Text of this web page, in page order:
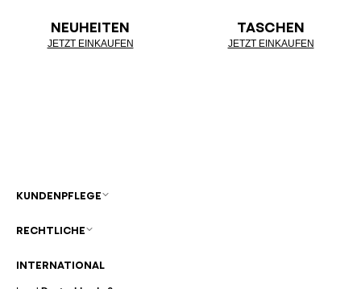
NEUHEITEN
JETZT EINKAUFEN
TASCHEN
JETZT EINKAUFEN
INTERNATIONAL
KUNDENPFLEGE
RECHTLICHE